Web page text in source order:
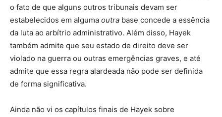
o fato de que alguns outros tribunais devam ser
estabelecidos em alguma outra base concede a essência
da luta ao arbítrio administrativo. Além disso, Hayek
também admite que seu estado de direito deve ser
violado na guerra ou outras emergências graves, e até
admite que essa regra alardeada não pode ser definida
de forma significativa.
Ainda não vi os capítulos finais de Hayek sobre